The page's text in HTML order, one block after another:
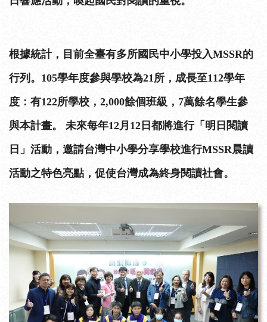
根據統計，目前全臺有多所國民中小學投入MSSR的
行列。105學年度參與學校為21所，成長至112學年
度：有122所學校，2,000餘個班級，7萬餘名學生參
與本計畫。 未來每年12月12日都將進行「明日閱讀
日」活動，邀請台灣中小學分享學校進行MSSR晨讀
活動之特色亮點，促使台灣成為終身閱讀社會。